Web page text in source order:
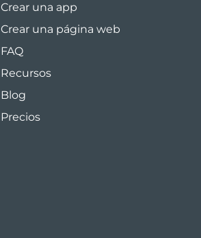
Crear una app
Crear una página web
FAQ
Recursos
Blog
Precios